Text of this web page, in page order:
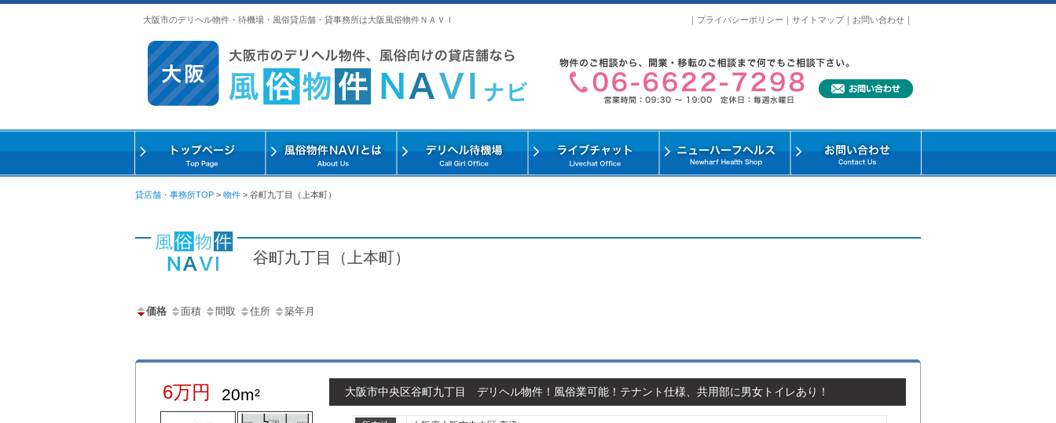
大阪市のデリヘル物件・待機場・風俗貸店舗・貸事務所は大阪風俗物件ＮＡＶＩ ｜ プライバシーポリシー ｜ サイトマップ｜ お問い合わせ ｜
貸店舗・事務所TOP > 物件 > 谷町九丁目（上本町）
谷町九丁目（上本町）
価格 面積 間取 住所 築年月
6万円 20m² 大阪市中央区谷町九丁目 デリヘル物件！風俗業可能！テナント仕様、共用部に男女トイレあり！